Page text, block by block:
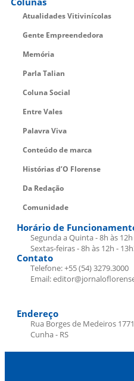
Atualidades Vitivinícolas
Gente Empreendedora
Memória
Parla Talian
Coluna Social
Entre Vales
Palavra Viva
Conteúdo de marca
Histórias d’O Florense
Da Redação
Comunidade
Horário de
Segunda a Quinta - 8h às
Sextas-feiras - 8h às 12h -
Contato
Telefone: +55 (54) 3279.3000
Email:
Endereço
Rua Borges de Medeiros
Cunha - RS